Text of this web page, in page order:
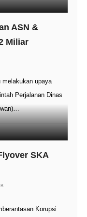
ASN &
Miliar
melakukan upaya
Perjalanan Dinas
SKA
Korupsi